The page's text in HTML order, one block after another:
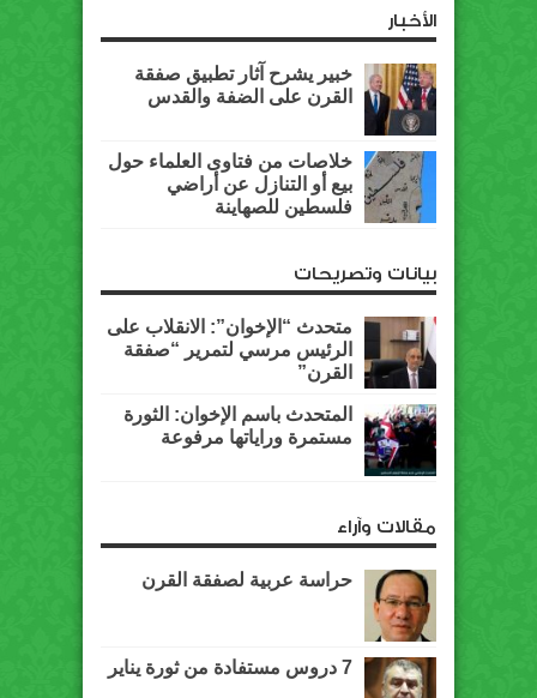
الأخبار
خبير يشرح آثار تطبيق صفقة
القرن على الضفة والقدس
خلاصات من فتاوى العلماء حول
بيع أو التنازل عن أراضي
فلسطين للصهاينة
بيانات وتصريحات
متحدث “الإخوان”: الانقلاب على
الرئيس مرسي لتمرير “صفقة
القرن”
المتحدث باسم الإخوان: الثورة
مستمرة وراياتها مرفوعة
مقالات وآراء
حراسة عربية لصفقة القرن
7 دروس مستفادة من ثورة يناير